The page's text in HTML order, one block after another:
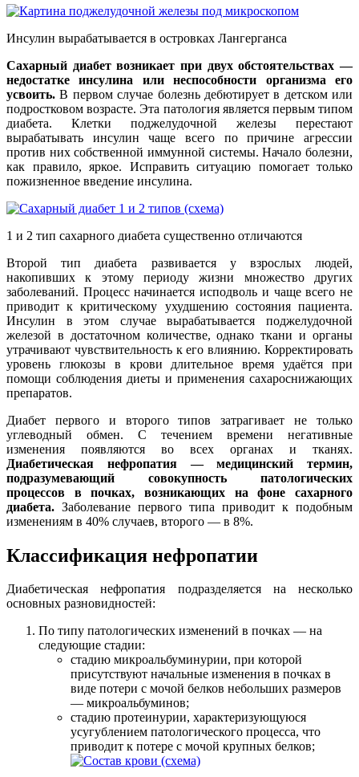
Инсулин вырабатывается в островках Лангерганса
Сахарный диабет возникает при двух обстоятельствах —
недостатке инсулина или неспособности организма его
усвоить.В первом случае болезнь дебютирует в детском или
подростковом возрасте. Эта патология является первым типом
диабета. Клетки поджелудочной железы перестают
вырабатывать инсулин чаще всего по причине агрессии
против них собственной иммунной системы. Начало болезни,
как правило, яркое. Исправить ситуацию помогает только
пожизненное введение инсулина.
1 и 2 тип сахарного диабета существенно отличаются
Второй тип диабета развивается у взрослых людей,
накопивших к этому периоду жизни множество других
заболеваний. Процесс начинается исподволь и чаще всего не
приводит к критическому ухудшению состояния пациента.
Инсулин в этом случае вырабатывается поджелудочной
железой в достаточном количестве, однако ткани и органы
утрачивают чувствительность к его влиянию. Корректировать
уровень глюкозы в крови длительное время удаётся при
помощи соблюдения диеты и применения сахароснижающих
препаратов.
Диабет первого и второго типов затрагивает не только
углеводный обмен. С течением времени негативные
изменения появляются во всех органах и тканях.
Диабетическая нефропатия — медицинский термин,
подразумевающий совокупность патологических
процессов в почках, возникающих на фоне сахарного
диабета. Заболевание первого типа приводит к подобным
изменениям в 40% случаев, второго — в 8%.
Классификация нефропатии
Диабетическая нефропатия подразделяется на несколько
основных разновидностей:
По типу патологических изменений в почках — на
следующие стадии:
стадию микроальбуминурии, при которой
присутствуют начальные изменения в почках в
виде потери с мочой белков небольших размеров
— микроальбуминов;
стадию протеинурии, характеризующуюся
усугублением патологического процесса, что
приводит к потере с мочой крупных белков;